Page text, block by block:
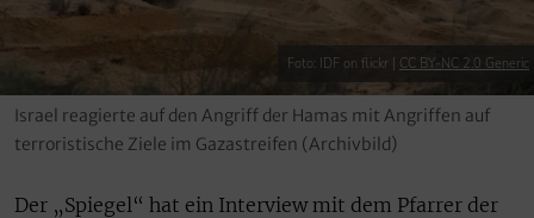
Foto: IDF on flickr | CC BY-NC 2.0 Generic
Israel reagierte auf den Angriff der Hamas mit Angriffen auf
terroristische Ziele im Gazastreifen (Archivbild)
Der „Spiegel“ hat ein Interview mit dem Pfarrer der